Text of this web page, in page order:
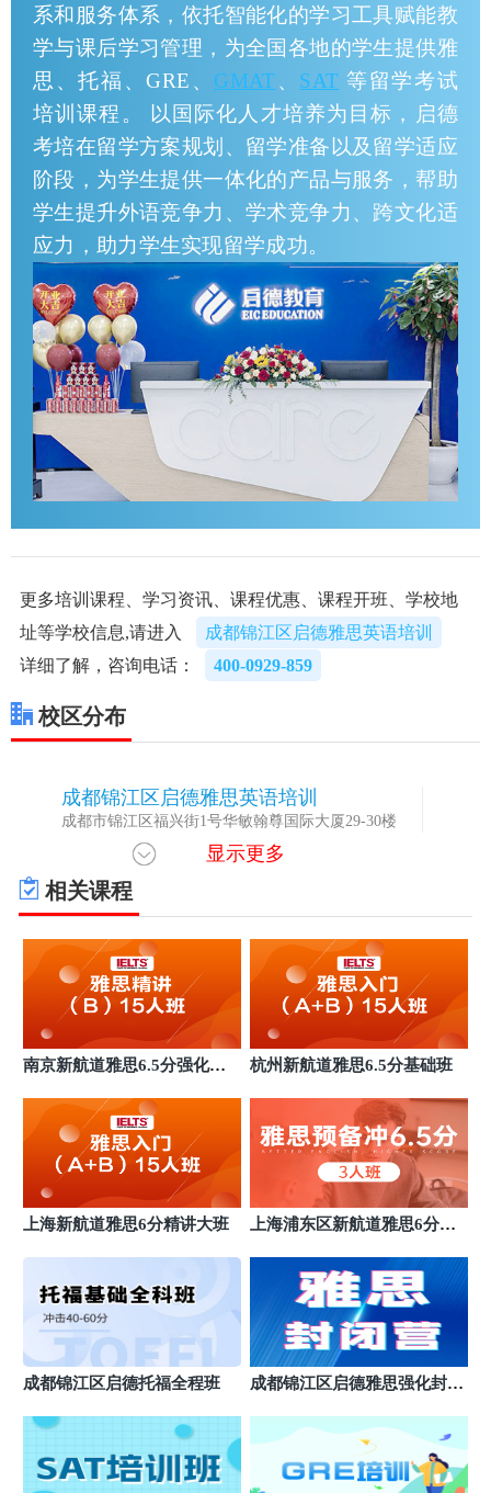
系和服务体系，依托智能化的学习工具赋能教
学与课后学习管理，为全国各地的学生提供雅
思、托福、GRE、 GMAT 、 SAT 等留学考试
培训课程。 以国际化人才培养为目标，启德
考培在留学方案规划、留学准备以及留学适应
阶段，为学生提供一体化的产品与服务，帮助
学生提升外语竞争力、学术竞争力、跨文化适
应力，助力学生实现留学成功。
更多培训课程、学习资讯、课程优惠、课程开班、学校地
址等学校信息,请进入
成都锦江区启德雅思英语培训
详细了解，咨询电话：
400-0929-859
校区分布
成都锦江区启德雅思英语培训
成都市锦江区福兴街1号华敏翰尊国际大厦29-30楼
显示更多
相关课程
南京新航道雅思6.5分强化小
杭州新航道雅思6.5分基础班
上海新航道雅思6分精讲大班
上海浦东区新航道雅思6分班
成都锦江区启德托福全程班
成都锦江区启德雅思强化封闭